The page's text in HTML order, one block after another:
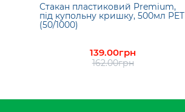
Стакан пластиковий Premium,
під купольну кришку, 500мл PET
(50/1000)
139.00грн
162.00грн